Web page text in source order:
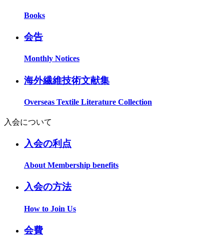
Books
会告
Monthly Notices
海外繊維技術文献集
Overseas Textile Literature Collection
入会について
入会の利点
About Membership benefits
入会の方法
How to Join Us
会費